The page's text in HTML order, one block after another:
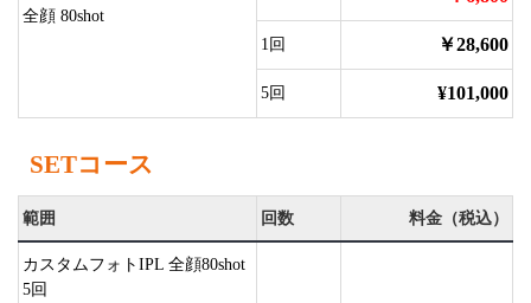
全顔 80shot
1回 ￥28,600
5回 ¥101,000
SETコース
範囲 回数 料金（税込）
カスタムフォトIPL 全顔80shot
5回